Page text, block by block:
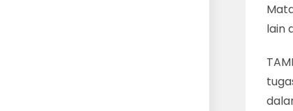
lain